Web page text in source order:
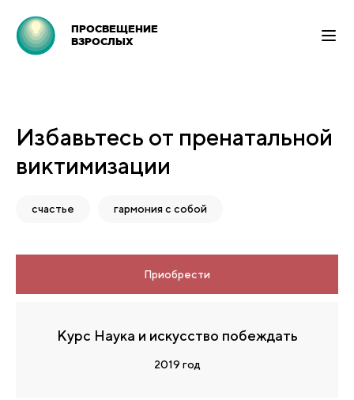
ПРОСВЕЩЕНИЕ
ВЗРОСЛЫХ
Избавьтесь от пренатальной
виктимизации
счастье гармония с собой
Приобрести
Курс Наука и искусство побеждать
2019 год